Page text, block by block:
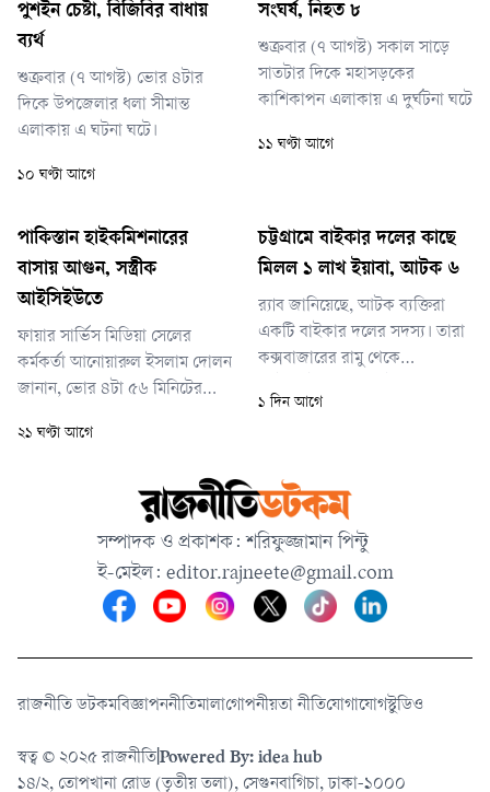
পুশইন চেষ্টা, বিজিবির বাধায়
ব্যর্থ
শুক্রবার (৭ আগস্ট) ভোর ৪টার
দিকে উপজেলার ধলা সীমান্ত
এলাকায় এ ঘটনা ঘটে।
১০ ঘণ্টা আগে
সংঘর্ষ, নিহত ৮
শুক্রবার (৭ আগস্ট) সকাল সাড়ে
সাতটার দিকে মহাসড়কের
কাশিকাপন এলাকায় এ দুর্ঘটনা ঘটে
১১ ঘণ্টা আগে
পাকিস্তান হাইকমিশনারের
বাসায় আগুন, সস্ত্রীক
আইসিইউতে
ফায়ার সার্ভিস মিডিয়া সেলের
কর্মকর্তা আনোয়ারুল ইসলাম দোলন
জানান, ভোর ৪টা ৫৬ মিনিটের
ফায়ার সার্ভিস। দ্রুত দুটি ইউনিট
আগুন নিয়ন্ত্রণে আনে। আগুন
পুরোপুরি নেভানো সম্ভব হয় ৫টা
২১ ঘণ্টা আগে
চট্টগ্রামে বাইকার দলের কাছে
মিলল ১ লাখ ইয়াবা, আটক ৬
র‌্যাব জানিয়েছে, আটক ব্যক্তিরা
একটি বাইকার দলের সদস্য। তারা
কক্সবাজারের রামু থেকে
চট্টগ্রামে আসছিলেন। বাইক
আসছিলেন।
১ দিন আগে
সম্পাদক ও প্রকাশক: শরিফুজ্জামান পিন্টু
ই-মেইল: editor.rajneete@gmail.com
রাজনীতি ডটকমবিজ্ঞাপননীতিমালাগোপনীয়তা নীতিযোগাযোগস্টুডিও
স্বত্ব © ২০২৫ রাজনীতিPowered By: idea hub
১৪/২, তোপখানা রোড (তৃতীয় তলা), সেগুনবাগিচা, ঢাকা-১০০০